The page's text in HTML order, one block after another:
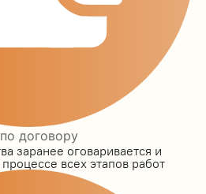
договору
заранее оговаривается и
всех этапов работ